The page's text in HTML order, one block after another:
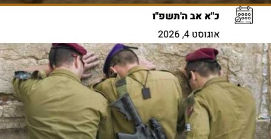
כ"א אב ה'תשפ"ו
אוגוסט 4, 2026